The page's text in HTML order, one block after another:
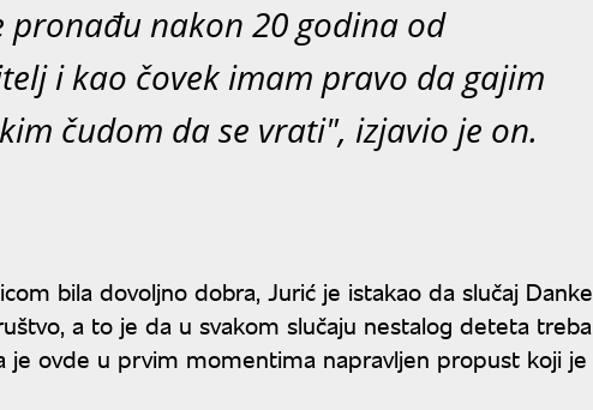
pronađu nakon 20 godina od
i kao čovek imam pravo da gajim
čudom da se vrati", izjavio je on.
bila dovoljno dobra, Jurić je istakao da slučaj Danke
a to je da u svakom slučaju nestalog deteta treba
je ovde u prvim momentima napravljen propust koji je